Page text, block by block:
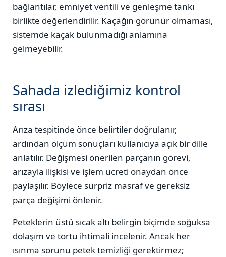
bağlantılar, emniyet ventili ve genleşme tankı
birlikte değerlendirilir. Kaçağın görünür olmaması,
sistemde kaçak bulunmadığı anlamına
gelmeyebilir.
Sahada izlediğimiz kontrol
sırası
Arıza tespitinde önce belirtiler doğrulanır,
ardından ölçüm sonuçları kullanıcıya açık bir dille
anlatılır. Değişmesi önerilen parçanın görevi,
arızayla ilişkisi ve işlem ücreti onaydan önce
paylaşılır. Böylece sürpriz masraf ve gereksiz
parça değişimi önlenir.
Peteklerin üstü sıcak altı belirgin biçimde soğuksa
dolaşım ve tortu ihtimali incelenir. Ancak her
ısınma sorunu petek temizliği gerektirmez;